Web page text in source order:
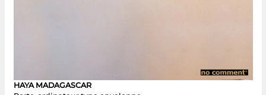
HAYA MADAGASCAR